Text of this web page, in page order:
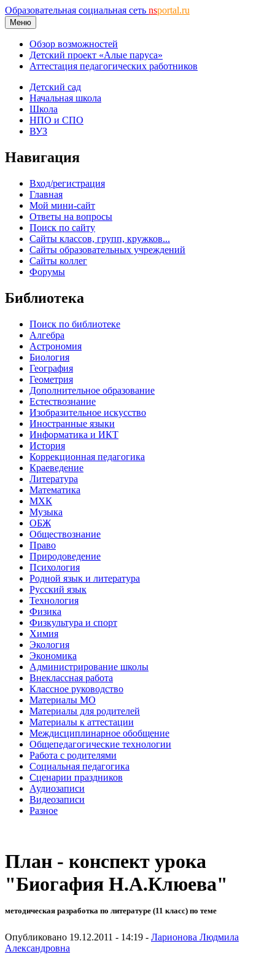
Образовательная социальная сеть nsportal.ru
Меню
Обзор возможностей
Детский проект «Алые паруса»
Аттестация педагогических работников
Детский сад
Начальная школа
Школа
НПО и СПО
ВУЗ
Навигация
Вход/регистрация
Главная
Мой мини-сайт
Ответы на вопросы
Поиск по сайту
Сайты классов, групп, кружков...
Сайты образовательных учреждений
Сайты коллег
Форумы
Библиотека
Поиск по библиотеке
Алгебра
Астрономия
Биология
География
Геометрия
Дополнительное образование
Естествознание
Изобразительное искусство
Иностранные языки
Информатика и ИКТ
История
Коррекционная педагогика
Краеведение
Литература
Математика
МХК
Музыка
ОБЖ
Обществознание
Право
Природоведение
Психология
Родной язык и литература
Русский язык
Технология
Физика
Физкультура и спорт
Химия
Экология
Экономика
Администрирование школы
Внеклассная работа
Классное руководство
Материалы МО
Материалы для родителей
Материалы к аттестации
Междисциплинарное обобщение
Общепедагогические технологии
Работа с родителями
Социальная педагогика
Сценарии праздников
Аудиозаписи
Видеозаписи
Разное
План - конспект урока
"Биогафия Н.А.Клюева"
методическая разработка по литературе (11 класс) по теме
Опубликовано 19.12.2011 - 14:19 - Ларионова Людмила
Александровна